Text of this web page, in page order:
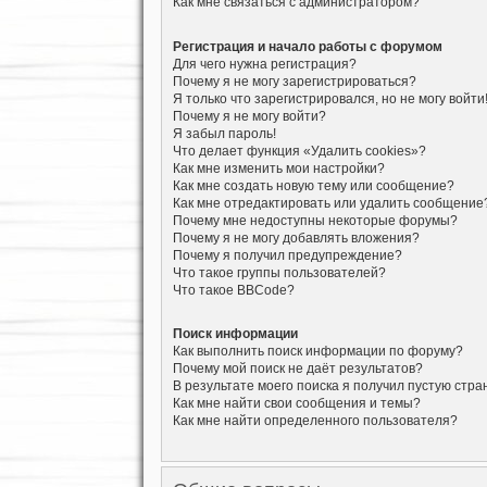
Регистрация и начало работы с форумом
Для чего нужна регистрация?
Почему я не могу зарегистрироваться?
Я только что зарегистрировался, но не могу войти!
Почему я не могу войти?
Я забыл пароль!
Что делает функция «Удалить cookies»?
Как мне изменить мои настройки?
Как мне создать новую тему или сообщение?
Как мне отредактировать или удалить
Почему мне недоступны некоторые форумы?
Почему я не могу добавлять вложения?
Почему я получил предупреждение?
Что такое группы пользователей?
Что такое BBCode?
Поиск информации
Как выполнить поиск информации по форуму?
Почему мой поиск не даёт результатов?
В результате моего поиска я получил пустую
Как мне найти свои сообщения и темы?
Как мне найти определенного пользователя?